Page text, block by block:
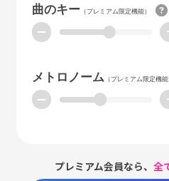
曲のキー（プレミアム限定機能）
ー
メトロノーム （プレミアム限定機能
ー
プレミアム会員なら、全